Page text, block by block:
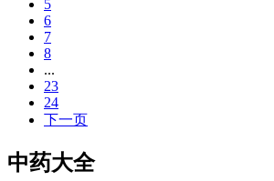
5
6
7
8
...
23
24
下一页
中药大全